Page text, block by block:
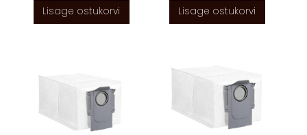
Lisage ostukorvi Lisage ostukorvi